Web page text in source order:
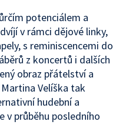
potenciálem a
v rámci dějové linky,
s reminiscencemi do
z koncertů i dalších
obraz přátelství a
Velíška tak
hudební a
v průběhu posledního